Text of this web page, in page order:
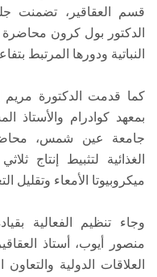
قسم العقاقير، تضمنت
الدكتور بول كرون محاضرة
النباتية ودورها المرتبط
كما قدمت الدكتورة مريم
بمعهد كوادرام والأستاذ
جامعة عين شمس، محاضرة
ميكروبيوتا الأمعاء وتقليل
وجاء تنظيم الفعالية
منصور أيوب، أستاذ
العلاقات الدولية والتعاون